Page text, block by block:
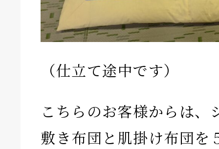
（仕立て途中です）
こちらのお客様からは、
敷き布団と肌掛け布団を